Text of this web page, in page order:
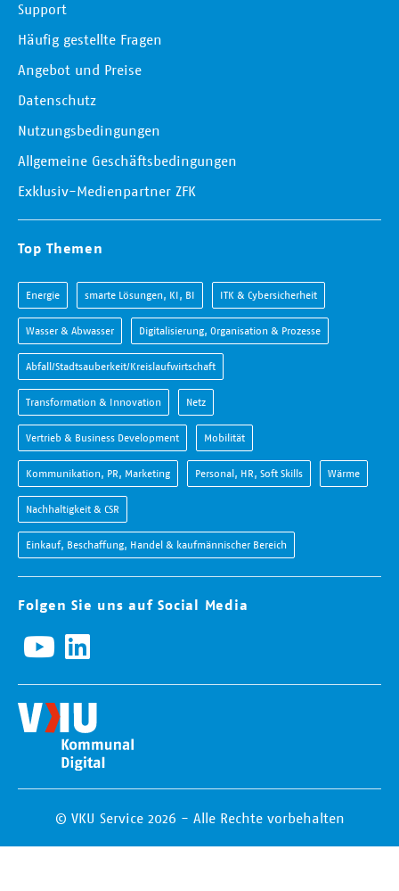
Support
Häufig gestellte Fragen
Angebot und Preise
Datenschutz
Nutzungsbedingungen
Allgemeine Geschäftsbedingungen
Exklusiv-Medienpartner ZFK
Top Themen
Energie smarte Lösungen, KI, BI ITK & Cybersicherheit
Wasser & Abwasser Digitalisierung, Organisation & Prozesse
Abfall/Stadtsauberkeit/Kreislaufwirtschaft
Transformation & Innovation Netz
Vertrieb & Business Development Mobilität
Kommunikation, PR, Marketing Personal, HR, Soft Skills Wärme
Nachhaltigkeit & CSR
Einkauf, Beschaffung, Handel & kaufmännischer Bereich
Folgen Sie uns auf Social Media
© VKU Service 2026 - Alle Rechte vorbehalten